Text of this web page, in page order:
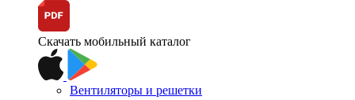
Скачать мобильный каталог
Вентиляторы и решетки